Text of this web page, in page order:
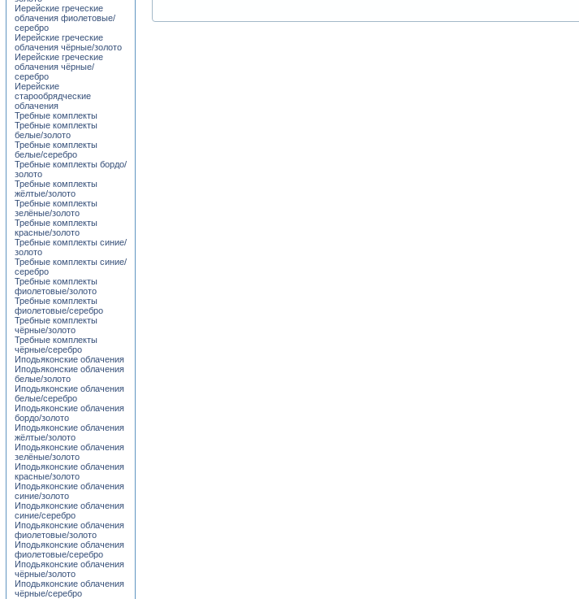
Иерейские греческие
облачения фиолетовые/
серебро
Иерейские греческие
облачения чёрные/золото
Иерейские греческие
облачения чёрные/
серебро
Иерейские
старообрядческие
облачения
Требные комплекты
Требные комплекты
белые/золото
Требные комплекты
белые/серебро
Требные комплекты бордо/
золото
Требные комплекты
жёлтые/золото
Требные комплекты
зелёные/золото
Требные комплекты
красные/золото
Требные комплекты синие/
золото
Требные комплекты синие/
серебро
Требные комплекты
фиолетовые/золото
Требные комплекты
фиолетовые/серебро
Требные комплекты
чёрные/золото
Требные комплекты
чёрные/серебро
Иподьяконские облачения
Иподьяконские облачения
белые/золото
Иподьяконские облачения
белые/серебро
Иподьяконские облачения
бордо/золото
Иподьяконские облачения
жёлтые/золото
Иподьяконские облачения
зелёные/золото
Иподьяконские облачения
красные/золото
Иподьяконские облачения
синие/золото
Иподьяконские облачения
синие/серебро
Иподьяконские облачения
фиолетовые/золото
Иподьяконские облачения
фиолетовые/серебро
Иподьяконские облачения
чёрные/золото
Иподьяконские облачения
чёрные/серебро